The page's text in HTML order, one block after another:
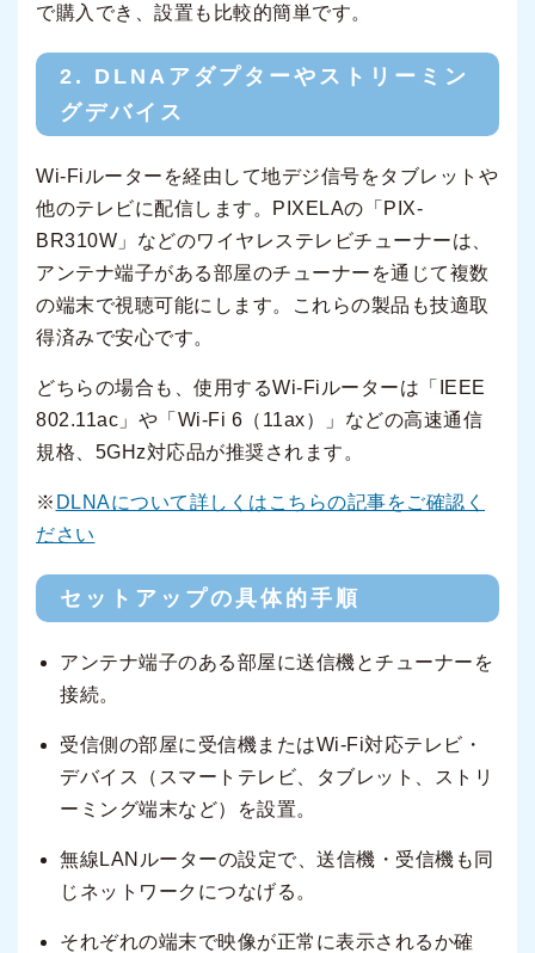
で購入でき、設置も比較的簡単です。
2. DLNAアダプターやストリーミン
グデバイス
Wi-Fiルーターを経由して地デジ信号をタブレットや
他のテレビに配信します。PIXELAの「PIX-
BR310W」などのワイヤレステレビチューナーは、
アンテナ端子がある部屋のチューナーを通じて複数
の端末で視聴可能にします。これらの製品も技適取
得済みで安心です。
どちらの場合も、使用するWi-Fiルーターは「IEEE
802.11ac」や「Wi-Fi 6（11ax）」などの高速通信
規格、5GHz対応品が推奨されます。
※ DLNAについて詳しくはこちらの記事をご確認く
ださい
セットアップの具体的手順
アンテナ端子のある部屋に送信機とチューナーを
接続。
受信側の部屋に受信機またはWi-Fi対応テレビ・
デバイス（スマートテレビ、タブレット、ストリ
ーミング端末など）を設置。
無線LANルーターの設定で、送信機・受信機も同
じネットワークにつなげる。
それぞれの端末で映像が正常に表示されるか確